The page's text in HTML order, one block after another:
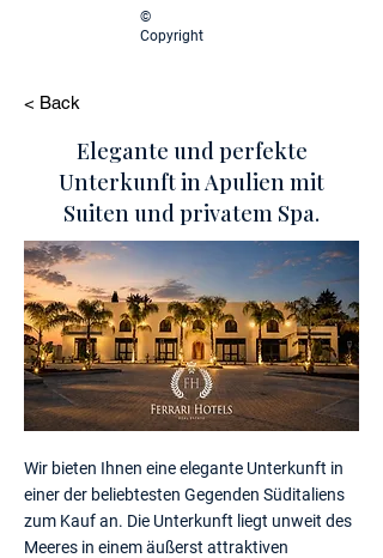
©
Copyright
< Back
Elegante und perfekte
Unterkunft in Apulien mit
Suiten und privatem Spa.
Wir bieten Ihnen eine elegante Unterkunft in
einer der beliebtesten Gegenden Süditaliens
zum Kauf an. Die Unterkunft liegt unweit des
Meeres in einem äußerst attraktiven